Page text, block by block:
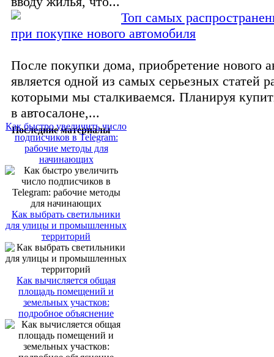
Топ самых
при покупке нового автомобиля
После покупки дома, приобретение нового
является одной из самых серьезных статей
которыми мы сталкиваемся. Планируя
в автосалоне,...
Последние материалы
Как быстро увеличить число
подписчиков в Telegram:
рабочие методы для
начинающих
Как выбрать светильники
для улицы и промышленных
территорий
Как вычисляется общая
площадь помещений и
земельных участков:
подробное объяснение